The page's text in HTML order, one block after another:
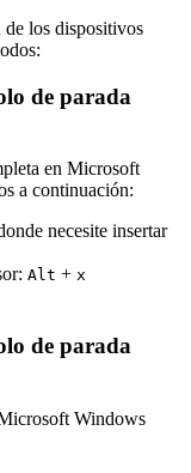
los dispositivos
de parada
en Microsoft
a continuación:
necesite insertar
Alt + x
de parada
Windows